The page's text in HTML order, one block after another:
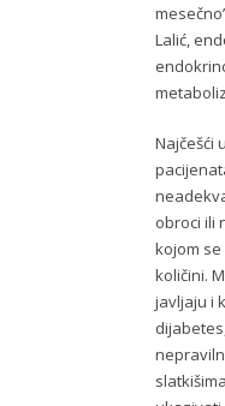
Lalić,
Najčešći
obroci ili
kojom se
količini.
javljaju i